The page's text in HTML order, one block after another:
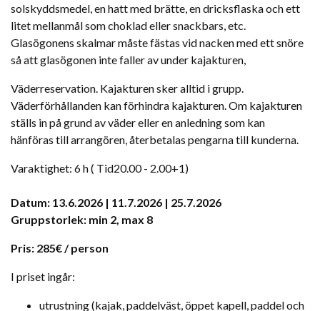
solskyddsmedel, en hatt med brätte, en dricksflaska och ett
litet mellanmål som choklad eller snackbars, etc.
Glasögonens skalmar måste fästas vid nacken med ett snöre
så att glasögonen inte faller av under kajakturen,
Väderreservation. Kajakturen sker alltid i grupp.
Väderförhållanden kan förhindra kajakturen. Om kajakturen
ställs in på grund av väder eller en anledning som kan
hänföras till arrangören, återbetalas pengarna till kunderna.
Varaktighet: 6 h ( Tid20.00 - 2.00+1)
Datum: 13.6.2026 | 11.7.2026 | 25.7.2026
Gruppstorlek: min 2, max 8
Pris: 285€ / person
I priset ingår:
utrustning (kajak, paddelväst, öppet kapell, paddel och